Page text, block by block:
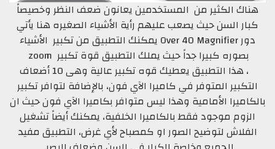
هناك الكثير من المستخدمين يعانون ضعف النظر وخصيصاً
كبار السن حيث يصعب عليهم رأية الأشياء الصغيره هنا يأتي
دور Over 40 Magnifier يمكنك التطبيق من تكبير الأشياء
بصوره كبيرا جداً حيث يملك التطبيق قوة تكبير zoom
، هذا التطبيق يعطيك قوه تكبير عالية وهى 10 أضعاف
التكبير المتوفر في كاميرا الآي فون، بالإضافة لتوافر تكبير
بالكاميرا الأمامية وهذا ليس متوافر بكاميرا الآي فون حيث ان
الزوم موجود فقط بالكاميرا الخلفية، يمكنك أيضاً تشغيل
الفلاش لتوضيح الصور او كمصباح لأي غرض، التطبيق مفيد